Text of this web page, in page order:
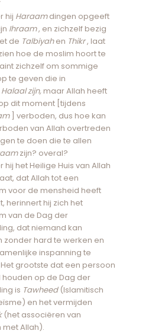
hij Haraamdingen opgeeft
Ihraam, en zichzelf bezig
de Talbiyahen Thikr, laat
hoe de moslim hoort te
zichzelf om sommige
te geven die in
Halaal zijn,maar Allah heeft
dit moment [tijdens
] verboden, dus hoe kan
van Allah overtreden
te doen die te allen
zijn? overal?
hij het Heilige Huis van Allah
dat Allah tot een
voor de mensheid heeft
herinnert hij zich het
van de Dag der
dat niemand kan
zonder hard te werken en
inspanning te
grootste dat een persoon
houden op de Dag der
is Tawheed(Islamitisch
en het vermijden
(het associëren van
Allah).